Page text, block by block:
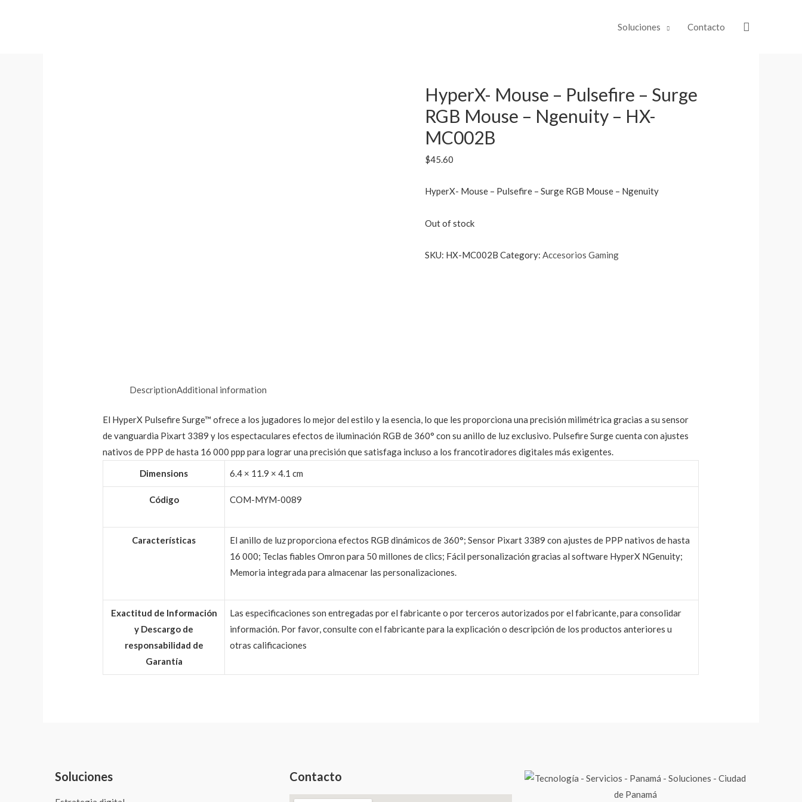
Soluciones Contacto
HyperX- Mouse – Pulsefire – Surge
RGB Mouse – Ngenuity – HX-
MC002B
$45.60
HyperX- Mouse – Pulsefire – Surge RGB Mouse – Ngenuity
Out of stock
SKU: HX-MC002B Category: Accesorios Gaming
DescriptionAdditional information
El HyperX Pulsefire Surge™ ofrece a los jugadores lo mejor del estilo y la esencia, lo que les proporciona una precisión milimétrica gracias a su sensor
de vanguardia Pixart 3389 y los espectaculares efectos de iluminación RGB de 360° con su anillo de luz exclusivo. Pulsefire Surge cuenta con ajustes
nativos de PPP de hasta 16 000 ppp para lograr una precisión que satisfaga incluso a los francotiradores digitales más exigentes.
Dimensions
6.4 × 11.9 × 4.1 cm
Código COM-MYM-0089
Características
El anillo de luz proporciona efectos RGB dinámicos de 360°; Sensor Pixart 3389 con ajustes de PPP nativos de hasta
16 000; Teclas fiables Omron para 50 millones de clics; Fácil personalización gracias al software HyperX NGenuity;
Memoria integrada para almacenar las personalizaciones.
Exactitud de Información
y Descargo de
responsabilidad de
Garantía
Las especificaciones son entregadas por el fabricante o por terceros autorizados por el fabricante, para consolidar
información. Por favor, consulte con el fabricante para la explicación o descripción de los productos anteriores u
otras calificaciones
Soluciones Contacto